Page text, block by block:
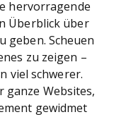
hervorragende
Überblick über
geben. Scheuen
zu zeigen –
viel schwerer.
ganze Websites,
gewidmet